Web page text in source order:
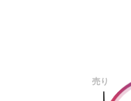
売り